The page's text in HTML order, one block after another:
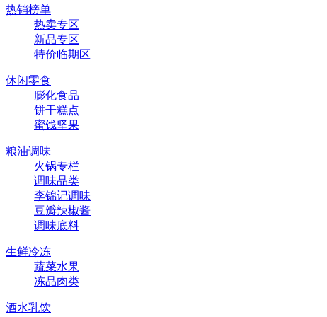
热销榜单
热卖专区
新品专区
特价临期区
休闲零食
膨化食品
饼干糕点
蜜饯坚果
粮油调味
火锅专栏
调味品类
李锦记调味
豆瓣辣椒酱
调味底料
生鲜冷冻
蔬菜水果
冻品肉类
酒水乳饮